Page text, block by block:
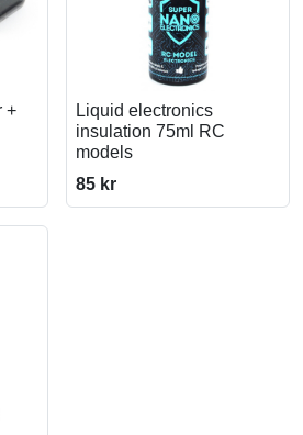
+
Liquid electronics
insulation 75ml RC
models
85 kr